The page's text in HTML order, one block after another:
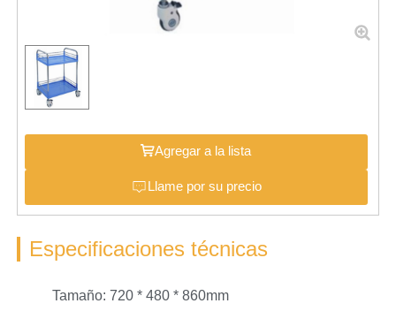
Agregar a la lista
Llame por su precio
Especificaciones técnicas
Tamaño: 720 * 480 * 860mm